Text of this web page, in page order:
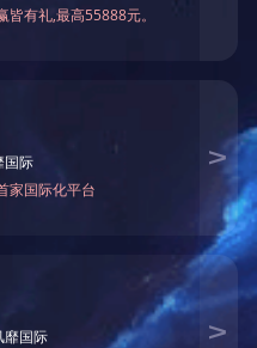
副会长单位